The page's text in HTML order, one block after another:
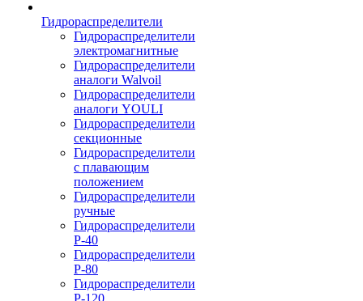
Гидрораспределители
Гидрораспределители
электромагнитные
Гидрораспределители
аналоги Walvoil
Гидрораспределители
аналоги YOULI
Гидрораспределители
секционные
Гидрораспределители
с плавающим
положением
Гидрораспределители
ручные
Гидрораспределители
Р-40
Гидрораспределители
Р-80
Гидрораспределители
Р-120